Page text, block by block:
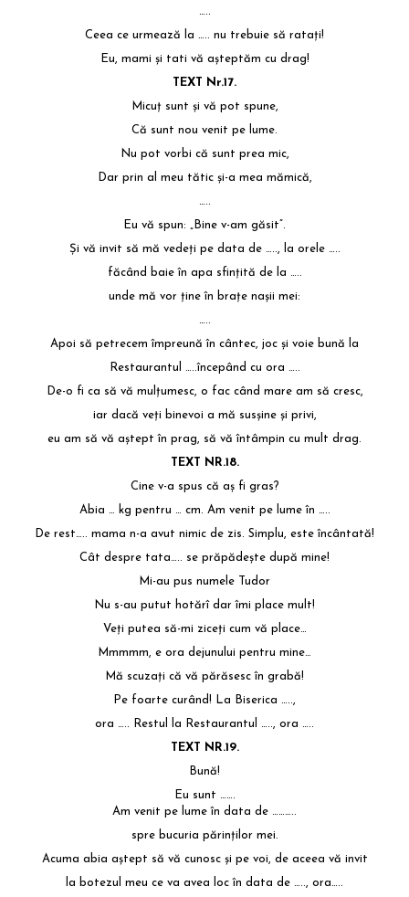
…..
Ceea ce urmează la ….. nu trebuie să rataţi!
Eu, mami şi tati vă aşteptăm cu drag!
TEXT Nr.17.
Micuţ sunt şi vă pot spune,
Că sunt nou venit pe lume.
Nu pot vorbi că sunt prea mic,
Dar prin al meu tătic şi-a mea mămică,
…..
Eu vă spun: „Bine v-am găsit”.
Şi vă invit să mă vedeţi pe data de ….., la orele …..
făcând baie în apa sfinţită de la …..
unde mă vor ţine în braţe naşii mei:
…..
Apoi să petrecem împreună în cântec, joc şi voie bună la
Restaurantul …..începând cu ora …..
De-o fi ca să vă mulţumesc, o fac când mare am să cresc,
iar dacă veţi binevoi a mă susşine şi privi,
eu am să vă aştept în prag, să vă întâmpin cu mult drag.
TEXT NR.18.
Cine v-a spus că aş fi gras?
Abia … kg pentru … cm. Am venit pe lume în …..
De rest….. mama n-a avut nimic de zis. Simplu, este încântată!
Cât despre tata….. se prăpădeşte după mine!
Mi-au pus numele Tudor
Nu s-au putut hotărî dar îmi place mult!
Veţi putea să-mi ziceţi cum vă place…
Mmmmm, e ora dejunului pentru mine…
Mă scuzaţi că vă părăsesc în grabă!
Pe foarte curând! La Biserica …..,
ora ….. Restul la Restaurantul ….., ora …..
TEXT NR.19.
Bună!
Eu sunt …….
Am venit pe lume în data de ………..
spre bucuria părinţilor mei.
Acuma abia aştept să vă cunosc şi pe voi, de aceea vă invit
la botezul meu ce va avea loc în data de ….., ora…..